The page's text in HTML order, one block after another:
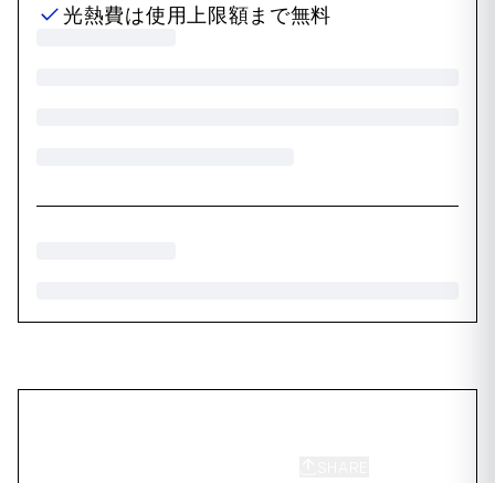
光熱費は使用上限額まで無料